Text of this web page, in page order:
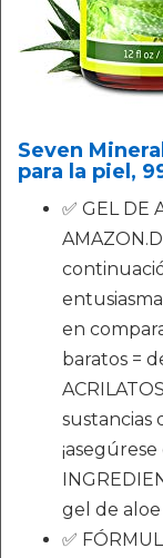
Seven
para la piel,
✅ GEL DE
en
baratos =
sustancias
gel de aloe
✅